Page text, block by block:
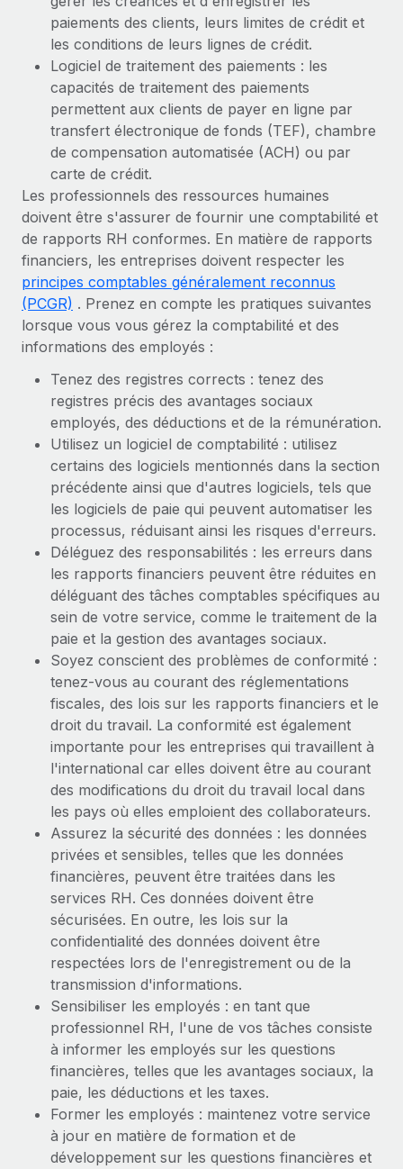
paiements des clients, leurs limites de crédit et
les conditions de leurs lignes de crédit.
Logiciel de traitement des paiements : les
capacités de traitement des paiements
permettent aux clients de payer en ligne par
transfert électronique de fonds (TEF), chambre
de compensation automatisée (ACH) ou par
carte de crédit.
Les professionnels des ressources humaines
doivent être s'assurer de fournir une comptabilité et
de rapports RH conformes. En matière de rapports
financiers, les entreprises doivent respecter les
principes comptables généralement reconnus
(PCGR) . Prenez en compte les pratiques suivantes
lorsque vous vous gérez la comptabilité et des
informations des employés :
Tenez des registres corrects : tenez des
registres précis des avantages sociaux
employés, des déductions et de la rémunération.
Utilisez un logiciel de comptabilité : utilisez
certains des logiciels mentionnés dans la section
précédente ainsi que d'autres logiciels, tels que
les logiciels de paie qui peuvent automatiser les
processus, réduisant ainsi les risques d'erreurs.
Déléguez des responsabilités : les erreurs dans
les rapports financiers peuvent être réduites en
déléguant des tâches comptables spécifiques au
sein de votre service, comme le traitement de la
paie et la gestion des avantages sociaux.
Soyez conscient des problèmes de conformité :
tenez-vous au courant des réglementations
fiscales, des lois sur les rapports financiers et le
droit du travail. La conformité est également
importante pour les entreprises qui travaillent à
l'international car elles doivent être au courant
des modifications du droit du travail local dans
les pays où elles emploient des collaborateurs.
Assurez la sécurité des données : les données
privées et sensibles, telles que les données
financières, peuvent être traitées dans les
services RH. Ces données doivent être
sécurisées. En outre, les lois sur la
confidentialité des données doivent être
respectées lors de l'enregistrement ou de la
transmission d'informations.
Sensibiliser les employés : en tant que
professionnel RH, l'une de vos tâches consiste
à informer les employés sur les questions
financières, telles que les avantages sociaux, la
paie, les déductions et les taxes.
Former les employés : maintenez votre service
à jour en matière de formation et de
développement sur les questions financières et